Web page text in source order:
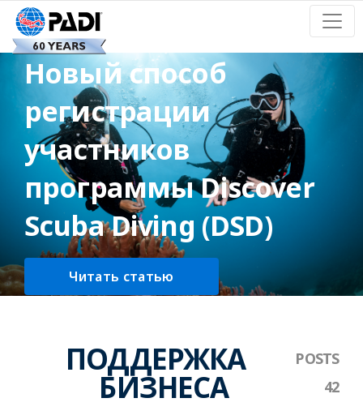
Новый способ
регистрации
участников
программы Discover
Scuba Diving (DSD)
Читать статью
ПОДДЕРЖКА
БИЗНЕСА